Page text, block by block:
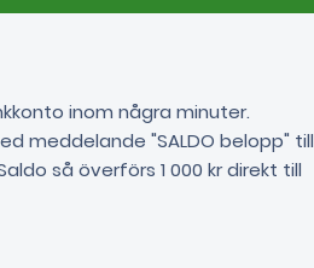
inom några minuter.
meddelande "SALDO belopp" till
så överförs 1 000 kr direkt till